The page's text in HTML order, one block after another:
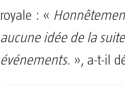
royale : «
aucune idée de la
événements. », a-t-il